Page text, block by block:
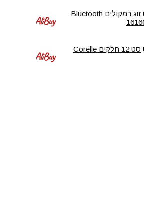
זוג רמקולים Bluetooth
סט 12 חלקים Corelle